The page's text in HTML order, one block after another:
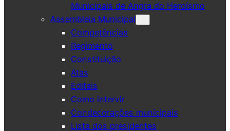
Municipais de Angra do Heroísmo
Assembleia Municipal
Competências
Regimento
Constituição
Atas
Editais
Como intervir
Condecorações municipais
Lista dos presidentes